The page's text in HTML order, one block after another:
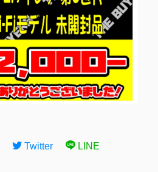
Twitter LINE